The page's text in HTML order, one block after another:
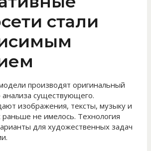
стали
производят оригинальный
анализа существующего.
изображения, тексты, музыку и
не имелось. Технология
для художественных задач